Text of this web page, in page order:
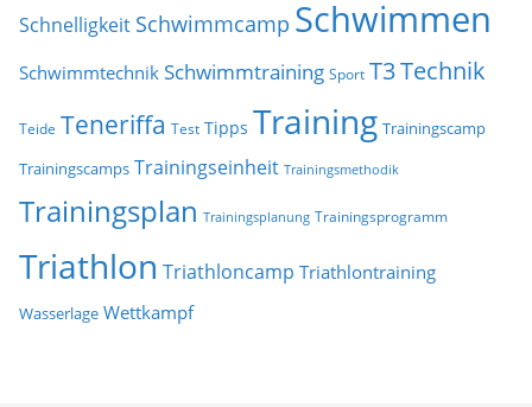
Schnelligkeit Schwimmcamp Schwimmen
Schwimmtechnik Schwimmtraining Sport T3Technik
Teide Teneriffa Test Tipps Training Trainingscamp
Trainingscamps Trainingseinheit Trainingsmethodik
Trainingsplan Trainingsplanung Trainingsprogramm
Triathlon Triathloncamp Triathlontraining
Wasserlage Wettkampf